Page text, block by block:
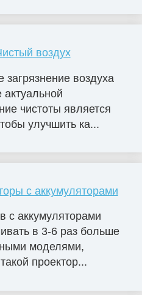
воздух
воздуха
актуальной
чистоты является
улучшить ка...
с аккумуляторами
с аккумуляторами
в 3-6 раз больше
моделями,
проектор...